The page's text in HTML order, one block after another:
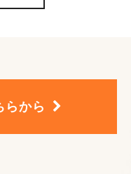
らから